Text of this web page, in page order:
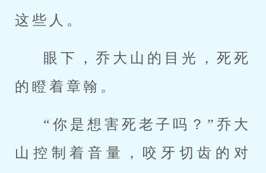
这些人。
眼下，乔大山的目光，死死
的瞪着章翰。
“你是想害死老子吗？”乔大
山控制着音量，咬牙切齿的对